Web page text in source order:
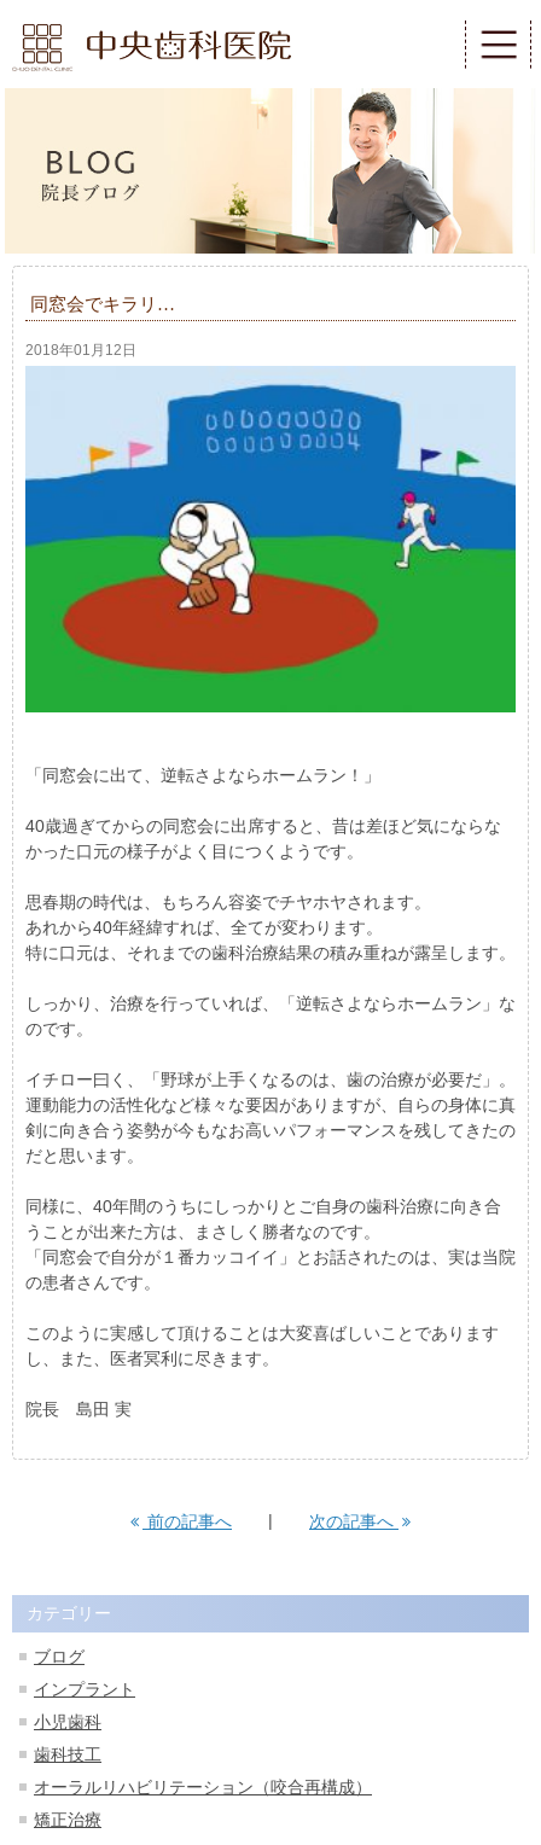
同窓会でキラリ…
2018年01月12日
「同窓会に出て、逆転さよならホームラン！」
40歳過ぎてからの同窓会に出席すると、昔は差ほど気にならな
かった口元の様子がよく目につくようです。
思春期の時代は、もちろん容姿でチヤホヤされます。
あれから40年経緯すれば、全てが変わります。
特に口元は、それまでの歯科治療結果の積み重ねが露呈します。
しっかり、治療を行っていれば、「逆転さよならホームラン」な
のです。
イチロー曰く、「野球が上手くなるのは、歯の治療が必要だ」。
運動能力の活性化など様々な要因がありますが、自らの身体に真
剣に向き合う姿勢が今もなお高いパフォーマンスを残してきたの
だと思います。
同様に、40年間のうちにしっかりとご自身の歯科治療に向き合
うことが出来た方は、まさしく勝者なのです。
「同窓会で自分が１番カッコイイ」とお話されたのは、実は当院
の患者さんです。
このように実感して頂けることは大変喜ばしいことであります
し、また、医者冥利に尽きます。
院長 島田 実
前の記事へ 次の記事へ
カテゴリー
ブログ
インプラント
小児歯科
歯科技工
オーラルリハビリテーション（咬合再構成）
矯正治療